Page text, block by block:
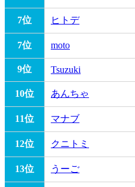
7位 ヒトデ
7位 moto
9位 Tsuzuki
10位 あんちゃ
11位 マナブ
12位 クニトミ
13位 うーご